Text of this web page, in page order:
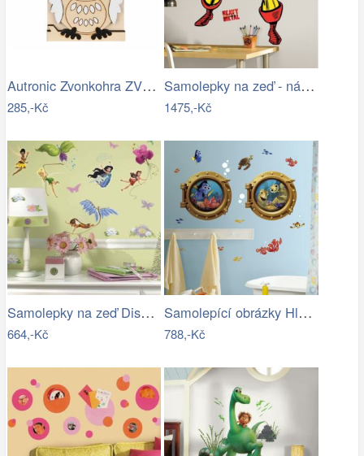
Autronic Zvonkohra ZV701017
285,-Kč
Samolepky na zeď - nálepky Iron man
1475,-Kč
Samolepky na zeď Disney Fairies - Víly
664,-Kč
Samolepící obrázky Hledá se Nemo.…
788,-Kč